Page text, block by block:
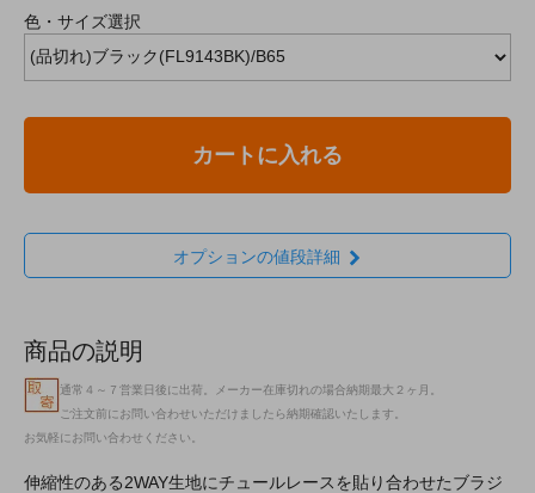
色・サイズ選択
カートに入れる
オプションの値段詳細
商品の説明
通常４～７営業日後に出荷。メーカー在庫切れの場合納期最大２ヶ月。
ご注文前にお問い合わせいただけましたら納期確認いたします。
お気軽にお問い合わせください。
伸縮性のある2WAY生地にチュールレースを貼り合わせたブラジ